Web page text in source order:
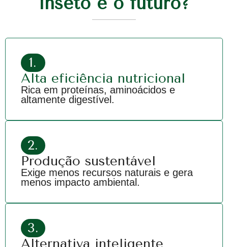
1.
Alta eficiência nutricional
Rica em proteínas, aminoácidos e
altamente digestível.
2.
Produção sustentável
Exige menos recursos naturais e gera
menos impacto ambiental.
3.